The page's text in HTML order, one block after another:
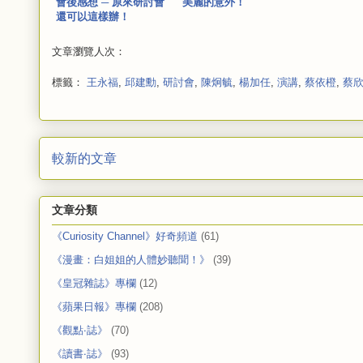
還可以這樣辦！
文章瀏覽人次：
標籤： 王永福, 邱建勳, 研討會, 陳炯毓, 楊加任, 演講, 蔡依橙, 蔡
較新的文章
文章分類
《Curiosity Channel》好奇頻道 (61)
《漫畫：白姐姐的人體妙聽聞！》
(39)
《皇冠雜誌》專欄 (12)
《蘋果日報》專欄 (208)
《觀點‧誌》
(70)
《讀書‧誌》
(93)